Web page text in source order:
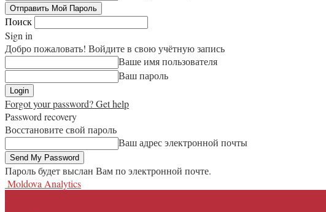
Поиск
Sign in
Добро пожаловать! Войдите в свою учётную запись
Ваше имя пользователя
Ваш пароль
Forgot your password? Get help
Password recovery
Восстановите свой пароль
Ваш адрес электронной почты
Пароль будет выслан Вам по электронной почте.
Moldova Analytics